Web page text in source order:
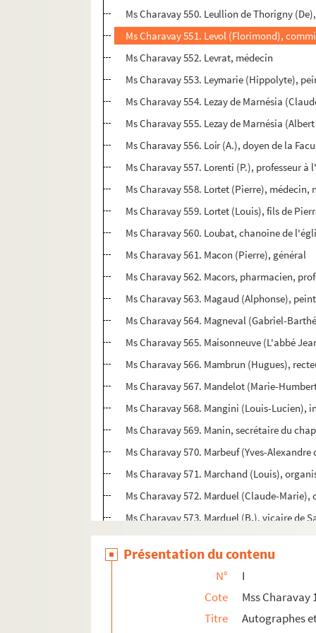
Ms Charavay 550. Leullion de Thorigny
Ms Charavay 551. Levol (Florimond),
Ms Charavay 552. Levrat, médecin
Ms Charavay 553. Leymarie (Hippolyte),
Ms Charavay 554. Lezay de Marnésia
Ms Charavay 555. Lezay de Marnésia
Ms Charavay 556. Loir (A.), doyen de la
Ms Charavay 557. Lorenti (P.), professeur
Ms Charavay 558. Lortet (Pierre), médecin,
Ms Charavay 559. Lortet (Louis), fils de
Ms Charavay 560. Loubat, chanoine de
Ms Charavay 561. Macon (Pierre), général
Ms Charavay 562. Macors, pharmacien,
Ms Charavay 563. Magaud (Alphonse),
Ms Charavay 564. Magneval (Gabriel-
Ms Charavay 565. Maisonneuve (L'abbé
Ms Charavay 566. Mambrun (Hugues),
Ms Charavay 567. Mandelot (Marie-
Ms Charavay 568. Mangini (Louis-Lucien),
Ms Charavay 569. Manin, secrétaire du
Ms Charavay 570. Marbeuf (Yves-
Ms Charavay 571. Marchand (Louis),
Ms Charavay 572. Marduel (Claude-Marie),
Ms Charavay 573. Marduel (B.), vicaire de
Ms Charavay 574. Margaron (Pierre),
Ms Charavay 575. Martin (Claude), major-
Ms Charavay 576. Martin, aîné
Ms Charavay 577. Martin (Christophe),
Ms Charavay 578. Martin (Louis-Aimé),
Présentation du contenu
N°
I
Cote
Mss Charavay
Titre
Autographes